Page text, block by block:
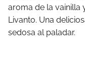
aroma de la vainilla
Livanto. Una
sedosa al paladar.